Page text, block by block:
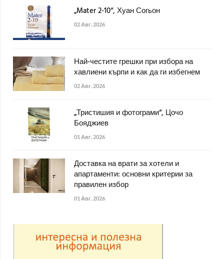
„Mater 2-10“, Хуан Согьон
02 Авг. 2026
Най-честите грешки при избора на
хавлиени кърпи и как да ги избегнем
02 Авг. 2026
„Тристишия и фотограми“, Цочо
Бояджиев
01 Авг. 2026
Доставка на врати за хотели и
апартаменти: основни критерии за
правилен избор
01 Авг. 2026